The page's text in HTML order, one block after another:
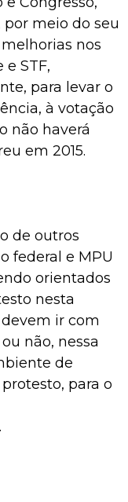
meio do seu
melhorias nos
STF,
para levar o
à votação
não haverá
em 2015.
de outros
federal e MPU
orientados
nesta
ir com
não, nessa
de
para o